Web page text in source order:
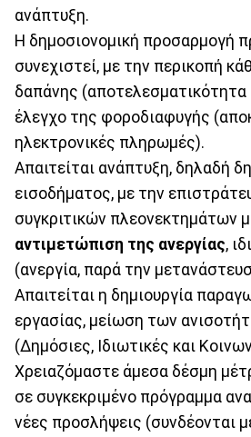
ανάπτυξη.
Η δημοσιονομική προσαρμογή
συνεχιστεί, με την περικοπή
δαπάνης (αποτελεσματικότητα
έλεγχο της φοροδιαφυγής
ηλεκτρονικές πληρωμές).
Απαιτείται ανάπτυξη, δηλαδή
εισοδήματος, με την
συγκριτικών πλεονεκτημάτων
αντιμετώπιση της ανεργίας,
(ανεργία, παρά την
Απαιτείται η δημιουργία
εργασίας, μείωση των
(Δημόσιες, Ιδιωτικές και
Χρειαζόμαστε άμεσα δέσμη
σε συγκεκριμένο πρόγραμμα
νέες προσλήψεις (συνδέονται